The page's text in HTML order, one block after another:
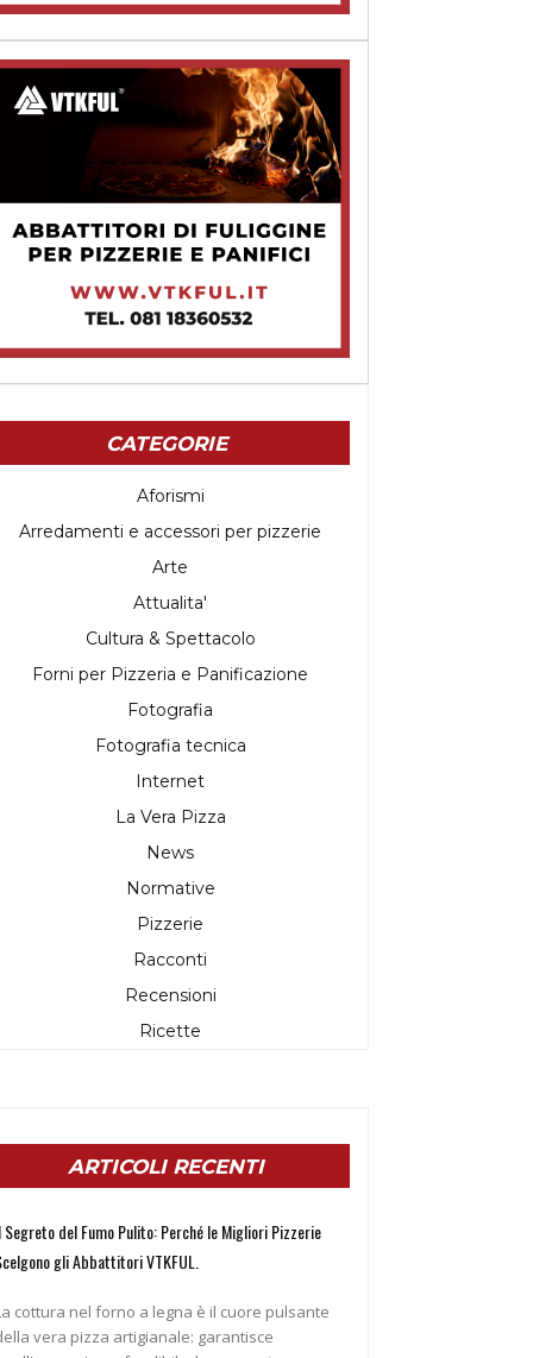
CATEGORIE
Aforismi
Arredamenti e accessori per pizzerie
Arte
Attualita'
Cultura & Spettacolo
Forni per Pizzeria e Panificazione
Fotografia
Fotografia tecnica
Internet
La Vera Pizza
News
Normative
Pizzerie
Racconti
Recensioni
Ricette
ARTICOLI RECENTI
Segreto del Fumo Pulito: Perché le Migliori Pizzerie
gli Abbattitori VTKFUL.
cottura nel forno a legna è il cuore pulsante
vera pizza artigianale: garantisce